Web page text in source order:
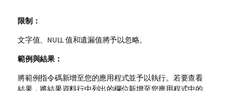
限制：
文字值、 NULL值和遺漏值將予以忽略。
範例與結果：
將範例指令碼新增至您的應用程式並予以執行。若要查看
結果，將結果資料行中列出的欄位新增至您應用程式中的